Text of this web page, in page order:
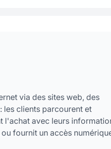
via des sites web, des
les clients parcourent et
l'achat avec leurs
fournit un accès